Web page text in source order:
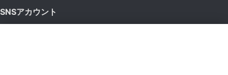
SNSアカウント